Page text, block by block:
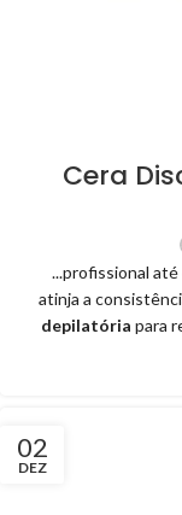
Cera
...profissional até
atinja a
depilatória para
02
DEZ